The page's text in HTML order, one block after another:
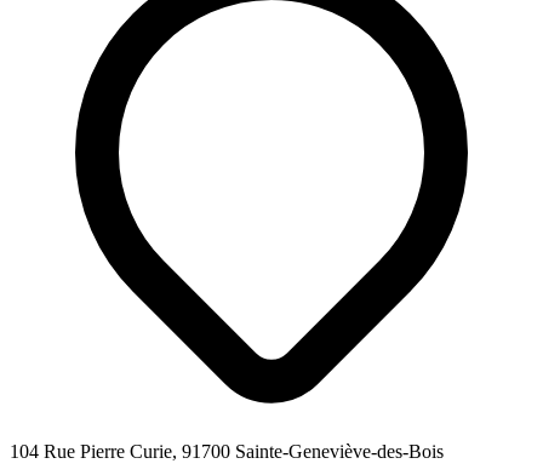
104 Rue Pierre Curie, 91700 Sainte-Geneviève-des-Bois